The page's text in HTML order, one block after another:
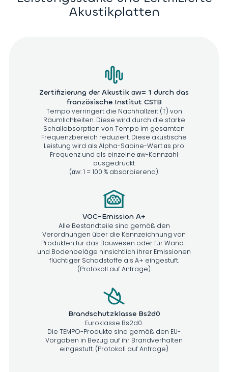
Akustikplatten
Zertifizierung der Akustik αw= 1 durch das
französische Institut CSTB
Tempo verringert die Nachhallzeit (T) von
Räumlichkeiten. Diese wird durch die starke
Schallabsorption von Tempo im gesamten
Frequenzbereich reduziert. Diese akustische
Leistung wird als Alpha-Sabine-Wert αs pro
Frequenz und als einzelne αw-Kennzahl
ausgedrückt
(αw: 1 = 100 % absorbierend).
VOC-Emission A+
Alle Bestandteile sind gemäß den
Verordnungen über die Kennzeichnung von
Produkten für das Bauwesen oder für Wand-
und Bodenbeläge hinsichtlich ihrer Emissionen
flüchtiger Schadstoffe als A+ eingestuft.
(Protokoll auf Anfrage)
Brandschutzklasse Bs2d0
Euroklasse Bs2d0.
Die TEMPO-Produkte sind gemäß den EU-
Vorgaben in Bezug auf ihr Brandverhalten
eingestuft. (Protokoll auf Anfrage)